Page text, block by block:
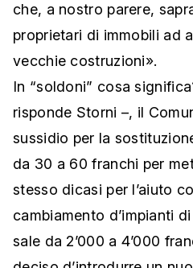
che, a nostro parere,
proprietari di immobili ad
vecchie costruzioni».
In “soldoni” cosa
risponde Storni –, il
sussidio per la
da 30 a 60 franchi per
stesso dicasi per l’aiuto
cambiamento d’impianti
sale da 2’000 a 4’000